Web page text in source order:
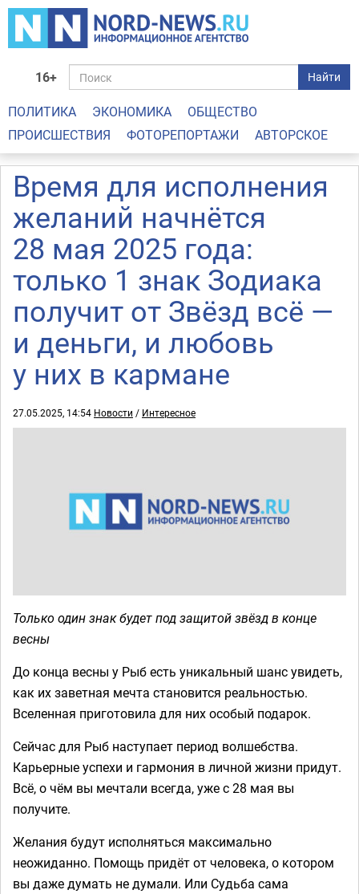
16+ Найти
ПОЛИТИКА ЭКОНОМИКА
ОБЩЕСТВО
ПРОИСШЕСТВИЯ
ФОТОРЕПОРТАЖИ АВТОРСКОЕ
Время для исполнения
желаний начнётся
28 мая 2025 года:
только 1 знак Зодиака
получит от Звёзд всё —
и деньги, и любовь
у них в кармане
27.05.2025, 14:54 Новости / Интересное
Только один знак будет под защитой звёзд в конце
весны
До конца весны у Рыб есть уникальный шанс увидеть,
как их заветная мечта становится реальностью.
Вселенная приготовила для них особый подарок.
Сейчас для Рыб наступает период волшебства.
Карьерные успехи и гармония в личной жизни придут.
Всё, о чём вы мечтали всегда, уже с 28 мая вы
получите.
Желания будут исполняться максимально
неожиданно. Помощь придёт от человека, о котором
вы даже думать не думали. Или Судьба сама